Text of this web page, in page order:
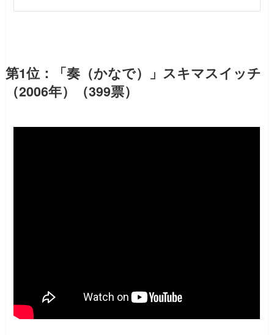
第1位：「奏（かなで）」スキマスイッチ
（2006年）（399票）